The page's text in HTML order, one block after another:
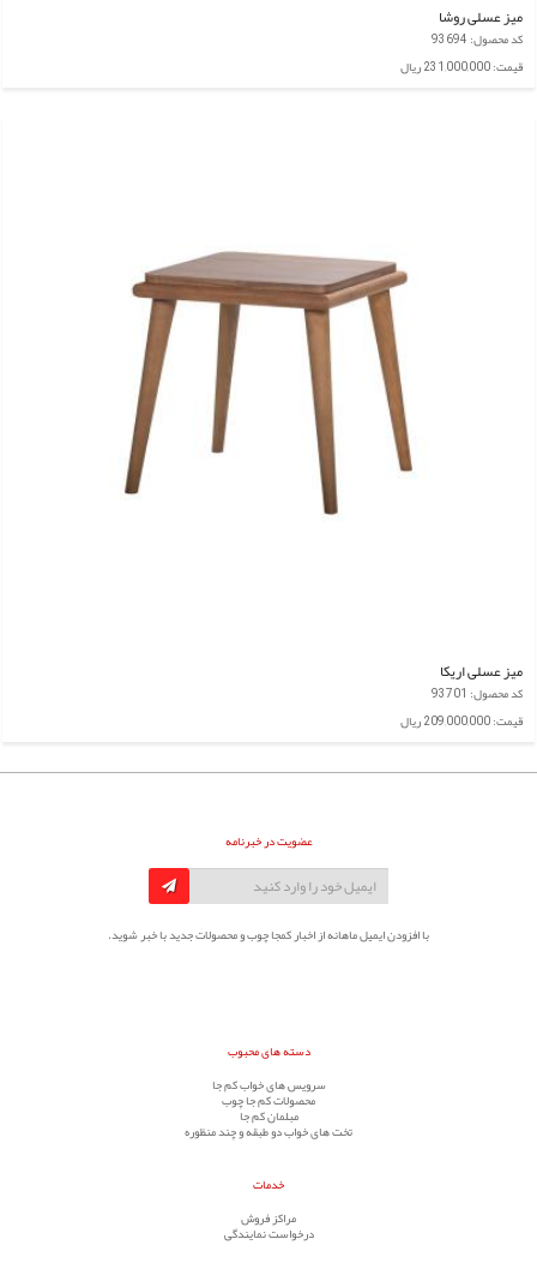
میز عسلی روشا
کد محصول: 93694
قیمت: 231,000,000 ریال
میز عسلی اریکا
کد محصول: 93701
قیمت: 209,000,000 ریال
عضویت در خبرنامه
با افزودن ایمیل ماهانه از اخبار کمجا چوب و محصولات جدید با خبر شوید.
دسته های محبوب
سرویس های خواب کم جا
محصولات کم جا چوب
مبلمان کم جا
تخت های خواب دو طبقه و چند منظوره
خدمات
مراکز فروش
درخواست نمایندگی